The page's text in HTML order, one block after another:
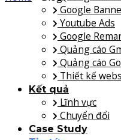
Google
Youtube Ads
Google
Quảng cáo
Quảng cáo
Thiết kế
Kết quả
Lĩnh vực
Chuyển đổi
Case Study